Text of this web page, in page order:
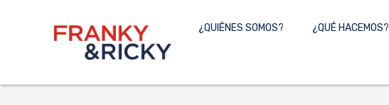
¿QUIÉNES SOMOS? ¿QUÉ HACEMOS?